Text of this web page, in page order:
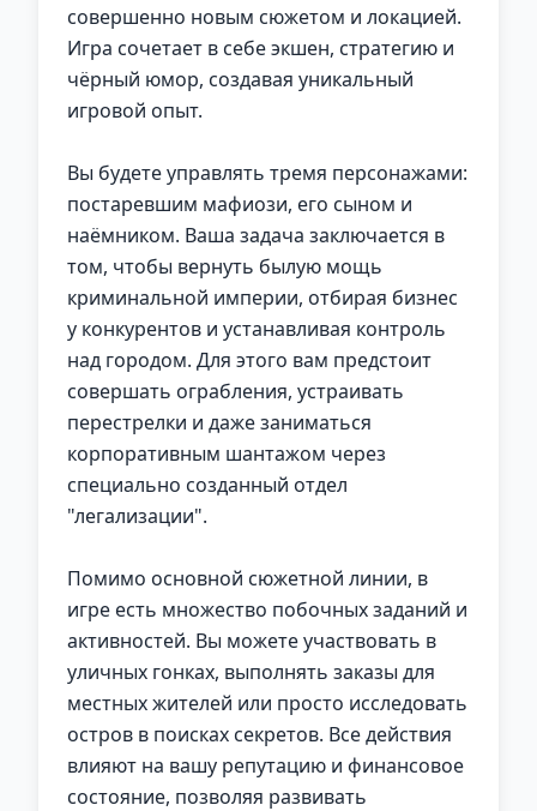
совершенно новым сюжетом и локацией.
Игра сочетает в себе экшен, стратегию и
чёрный юмор, создавая уникальный
игровой опыт.
Вы будете управлять тремя персонажами:
постаревшим мафиози, его сыном и
наёмником. Ваша задача заключается в
том, чтобы вернуть былую мощь
криминальной империи, отбирая бизнес
у конкурентов и устанавливая контроль
над городом. Для этого вам предстоит
совершать ограбления, устраивать
перестрелки и даже заниматься
корпоративным шантажом через
специально созданный отдел
"легализации".
Помимо основной сюжетной линии, в
игре есть множество побочных заданий и
активностей. Вы можете участвовать в
уличных гонках, выполнять заказы для
местных жителей или просто исследовать
остров в поисках секретов. Все действия
влияют на вашу репутацию и финансовое
состояние, позволяя развивать